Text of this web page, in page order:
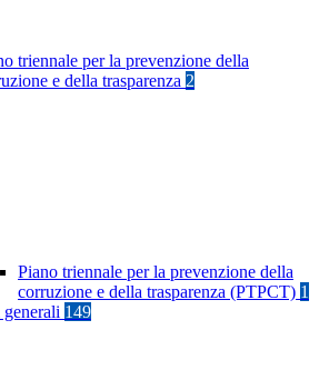
triennale per la prevenzione della
e della trasparenza 2
Piano triennale per la prevenzione della
corruzione e della trasparenza (PTPCT) 1
149